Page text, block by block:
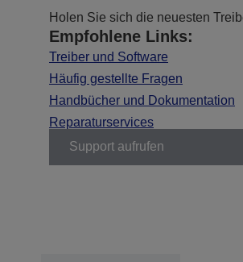
Holen Sie sich die neuesten
Empfohlene Links:
Treiber und Software
Häufig gestellte Fragen
Handbücher und Dokumentation
Reparaturservices
Support aufrufen